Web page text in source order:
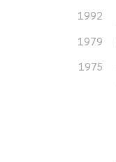
1992
1979
1975